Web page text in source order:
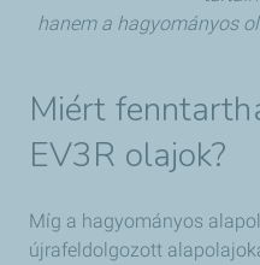
hanem a hagyományos
Miért
EV3R olajok?
Míg a hagyományos
újrafeldolgozott